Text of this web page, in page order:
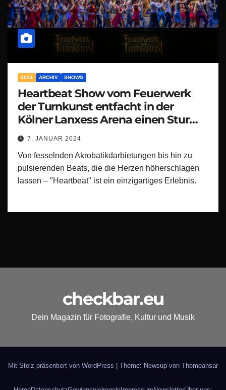
2024 ARCHIV SHOWS
Heartbeat Show vom Feuerwerk
der Turnkunst entfacht in der
Kölner Lanxess Arena einen Sturm
der Begeisterung!
7. JANUAR 2024
Von fesselnden Akrobatikdarbietungen bis hin zu
pulsierenden Beats, die die Herzen höherschlagen
lassen – "Heartbeat" ist ein einzigartiges Erlebnis.
checkbar.eu
Dein Magazin für Fotografie, Kultur und Musik
Mit Stolz präsentiert von WordPress Theme: Newsup von Themeansar